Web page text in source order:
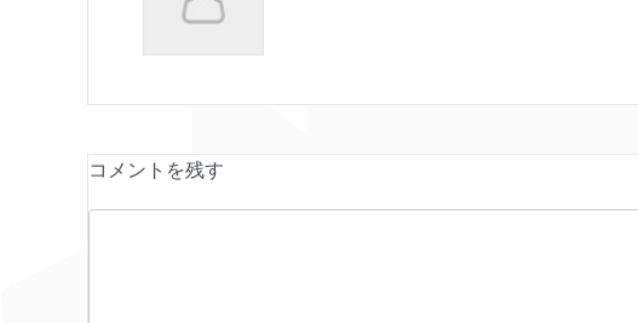
コメントを残す